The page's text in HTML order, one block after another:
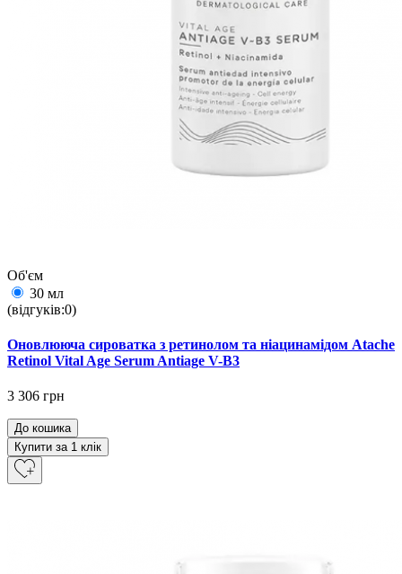
Об'єм
30 мл
(відгуків:0)
Оновлююча сироватка з ретинолом та ніацинамідом Atache
Retinol Vital Age Serum Antiage V-B3
3 306 грн
До кошика
Купити за 1 клiк